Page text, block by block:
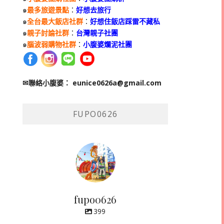
๑最多旅遊景點 ：好想去旅行
๑全台最大飯店社群 ：好想住飯店踩雷不藏私
๑親子討論社群 ： 台灣親子社團
๑腦波弱購物社群 ：小腹婆爛泥社團
✉聯絡小腹婆： eunice0626a@gmail.com
FUPO0626
fupo0626
399